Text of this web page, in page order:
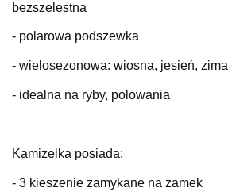
bezszelestna
- polarowa podszewka
- wielosezonowa: wiosna, jesień, zima
- idealna na ryby, polowania
Kamizelka posiada:
- 3 kieszenie zamykane na zamek